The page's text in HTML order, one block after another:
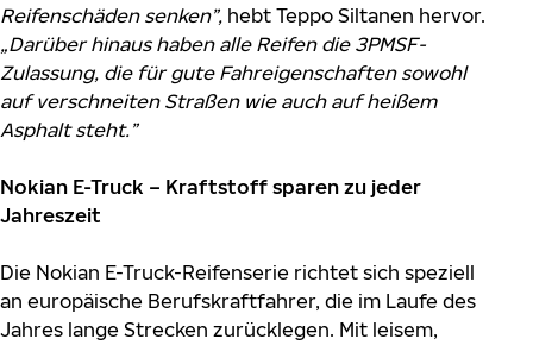
Reifenschäden senken”, hebt Teppo Siltanen hervor.
„Darüber hinaus haben alle Reifen die 3PMSF-
Zulassung, die für gute Fahreigenschaften sowohl
auf verschneiten Straßen wie auch auf heißem
Asphalt steht.”
Nokian E-Truck – Kraftstoff sparen zu jeder
Jahreszeit
Die Nokian E-Truck-Reifenserie richtet sich speziell
an europäische Berufskraftfahrer, die im Laufe des
Jahres lange Strecken zurücklegen. Mit leisem,